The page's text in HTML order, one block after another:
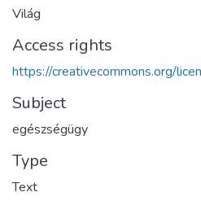
Világ
Access rights
https://creativecommons.org/
Subject
egészségügy
Type
Text